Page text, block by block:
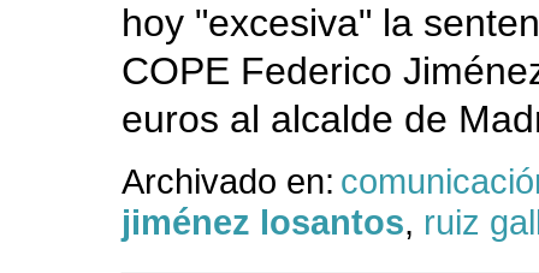
hoy "excesiva" la
COPE Federico
euros al alcalde de
Archivado en:
jiménez losantos, ruiz